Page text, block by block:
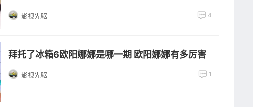
影视先驱 4
拜托了冰箱6欧阳娜娜是哪一期 欧阳娜娜有多厉害
影视先驱 1